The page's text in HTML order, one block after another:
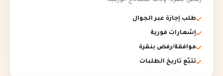
طلب إجازة عبر الجوال
إشعارات فورية
موافقة/رفض بنقرة
تتبّع تاريخ الطلبات